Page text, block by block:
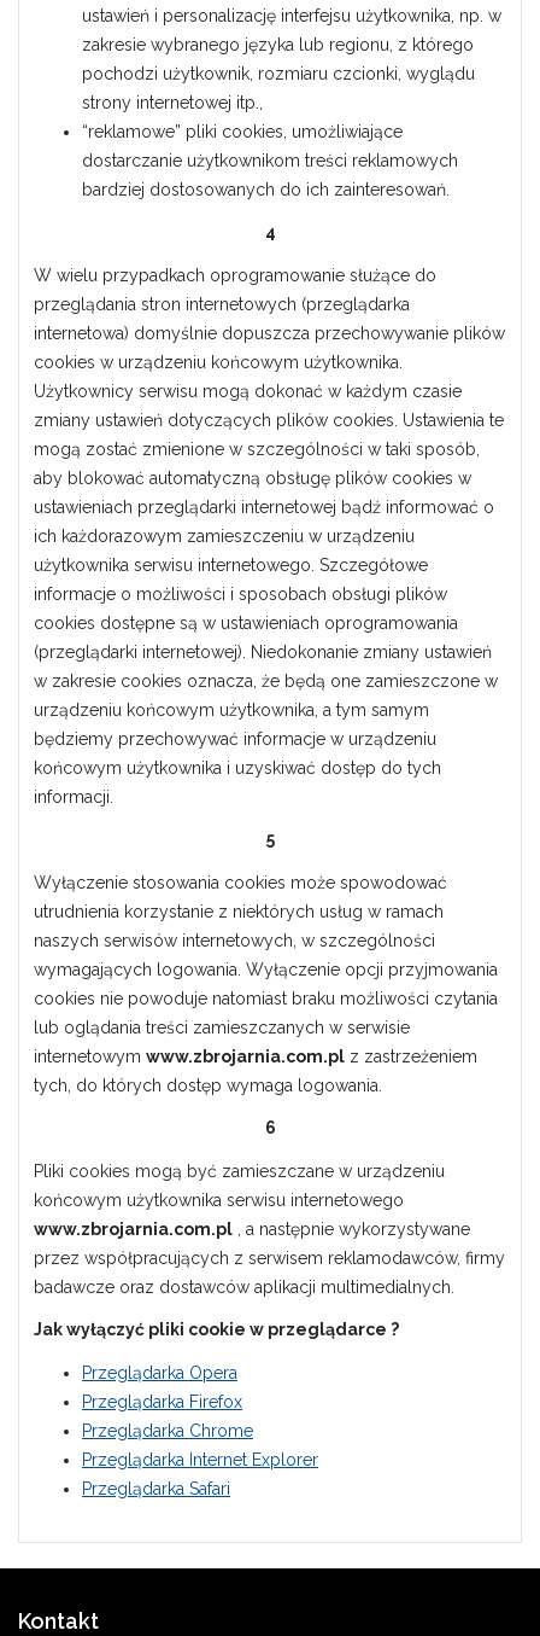
ustawień i personalizację interfejsu użytkownika, np. w
zakresie wybranego języka lub regionu, z którego
pochodzi użytkownik, rozmiaru czcionki, wyglądu
strony internetowej itp.,
“reklamowe” pliki cookies, umożliwiające
dostarczanie użytkownikom treści reklamowych
bardziej dostosowanych do ich zainteresowań.
4
W wielu przypadkach oprogramowanie służące do
przeglądania stron internetowych (przeglądarka
internetowa) domyślnie dopuszcza przechowywanie plików
cookies w urządzeniu końcowym użytkownika.
Użytkownicy serwisu mogą dokonać w każdym czasie
zmiany ustawień dotyczących plików cookies. Ustawienia te
mogą zostać zmienione w szczególności w taki sposób,
aby blokować automatyczną obsługę plików cookies w
ustawieniach przeglądarki internetowej bądź informować o
ich każdorazowym zamieszczeniu w urządzeniu
użytkownika serwisu internetowego. Szczegółowe
informacje o możliwości i sposobach obsługi plików
cookies dostępne są w ustawieniach oprogramowania
(przeglądarki internetowej). Niedokonanie zmiany ustawień
w zakresie cookies oznacza, że będą one zamieszczone w
urządzeniu końcowym użytkownika, a tym samym
będziemy przechowywać informacje w urządzeniu
końcowym użytkownika i uzyskiwać dostęp do tych
informacji.
5
Wyłączenie stosowania cookies może spowodować
utrudnienia korzystanie z niektórych usług w ramach
naszych serwisów internetowych, w szczególności
wymagających logowania. Wyłączenie opcji przyjmowania
cookies nie powoduje natomiast braku możliwości czytania
lub oglądania treści zamieszczanych w serwisie
internetowym www.zbrojarnia.com.pl z zastrzeżeniem
tych, do których dostęp wymaga logowania.
6
Pliki cookies mogą być zamieszczane w urządzeniu
końcowym użytkownika serwisu internetowego
www.zbrojarnia.com.pl , a następnie wykorzystywane
przez współpracujących z serwisem reklamodawców, firmy
badawcze oraz dostawców aplikacji multimedialnych.
Jak wyłączyć pliki cookie w przeglądarce ?
Przeglądarka Opera
Przeglądarka Firefox
Przeglądarka Chrome
Przeglądarka Internet Explorer
Przeglądarka Safari
Kontakt